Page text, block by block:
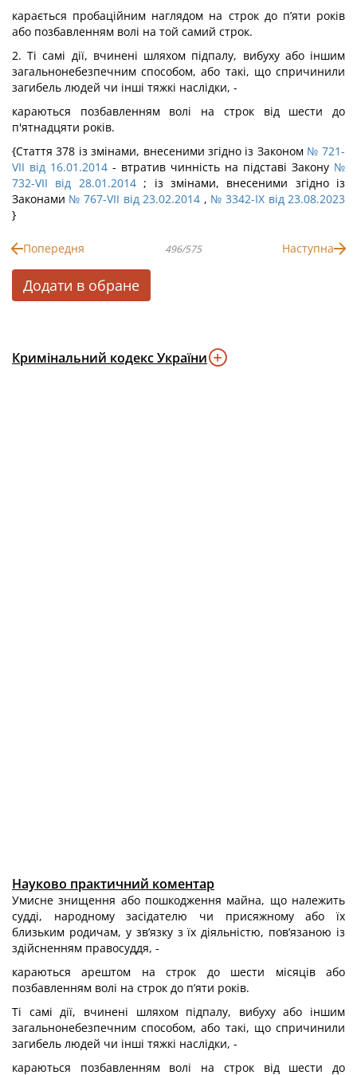
карається пробаційним наглядом на строк до п’яти років
або позбавленням волі на той самий строк.
2. Ті самі дії, вчинені шляхом підпалу, вибуху або іншим
загальнонебезпечним способом, або такі, що спричинили
загибель людей чи інші тяжкі наслідки, -
караються позбавленням волі на строк від шести до
п'ятнадцяти років.
{Стаття 378 із змінами, внесеними згідно із Законом № 721-
VII від 16.01.2014 - втратив чинність на підставі Закону №
732-VII від 28.01.2014; із змінами, внесеними згідно із
Законами № 767-VII від 23.02.2014 , № 3342-IX від 23.08.2023
}
Попередня 496/575 Наступна
Додати в обране
Кримінальний кодекс України
Науково практичний коментар
Умисне знищення або пошкодження майна, що належить
судді, народному засідателю чи присяжному або їх
близьким родичам, у зв’язку з їх діяльністю, пов’язаною із
здійсненням правосуддя, -
караються арештом на строк до шести місяців або
позбавленням волі на строк до п’яти років.
Ті самі дії, вчинені шляхом підпалу, вибуху або іншим
загальнонебезпечним способом, або такі, що спричинили
загибель людей чи інші тяжкі наслідки, -
караються позбавленням волі на строк від шести до